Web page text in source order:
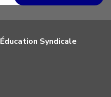
Éducation Syndicale